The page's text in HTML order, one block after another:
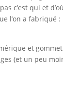
c’est qui et
l’on a fabriqué :
et
(et un peu